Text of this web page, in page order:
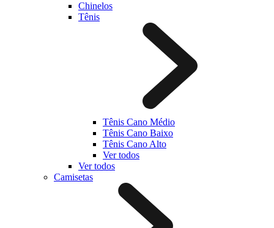
Chinelos
Tênis
Tênis Cano Médio
Tênis Cano Baixo
Tênis Cano Alto
Ver todos
Ver todos
Camisetas